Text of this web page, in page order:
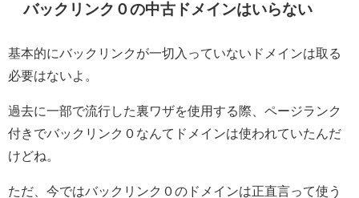
バックリンク０の中古ドメインはいらない
基本的にバックリンクが一切入っていないドメインは取る
必要はないよ。
過去に一部で流行した裏ワザを使用する際、ページランク
付きでバックリンク０なんてドメインは使われていたんだ
けどね。
ただ、今ではバックリンク０のドメインは正直言って使う